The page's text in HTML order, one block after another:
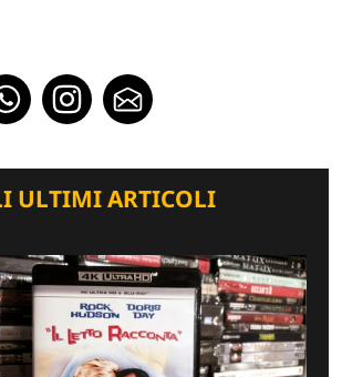
ULTIMI ARTICOLI